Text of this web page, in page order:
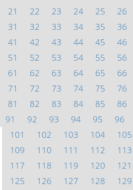
21
22 23 24 25 26
31
32 33 34 35 36
41
42 43 44 45 46
51
52 53 54 55 56
61
62 63 64 65 66
71
72 73 74 75 76
81
82 83 84 85 86
91
92 93 94 95 96
101
102 103 104 105
109
110 111 112 113
117
118 119 120 121
125
126 127 128 129